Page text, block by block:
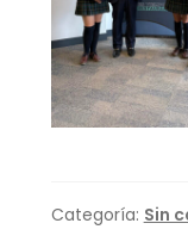
Categoría: Sin